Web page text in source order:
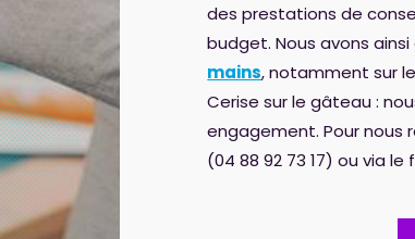
des prestations de
budget. Nous avons
mains, notamment sur
Cerise sur le gâteau :
engagement. Pour nous
(04 88 92 73 17) ou via